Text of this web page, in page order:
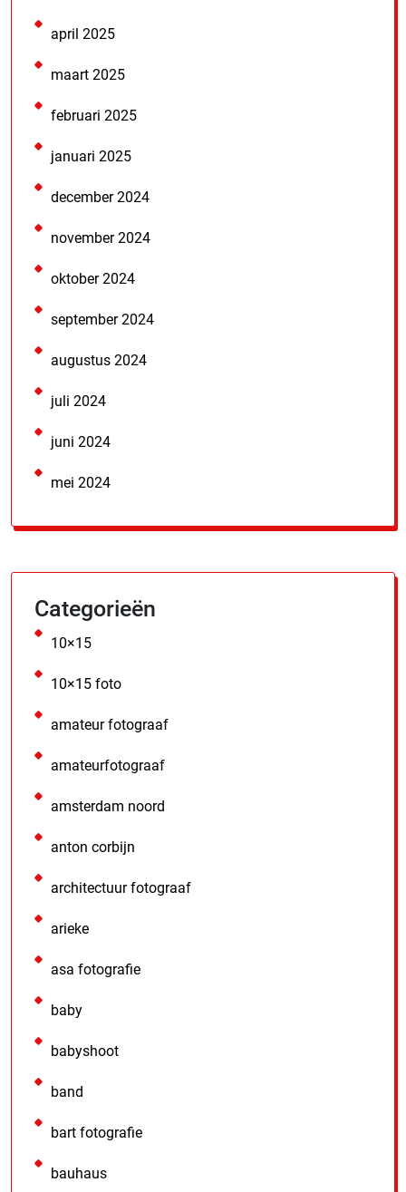
april 2025
maart 2025
februari 2025
januari 2025
december 2024
november 2024
oktober 2024
september 2024
augustus 2024
juli 2024
juni 2024
mei 2024
Categorieën
10×15
10×15 foto
amateur fotograaf
amateurfotograaf
amsterdam noord
anton corbijn
architectuur fotograaf
arieke
asa fotografie
baby
babyshoot
band
bart fotografie
bauhaus